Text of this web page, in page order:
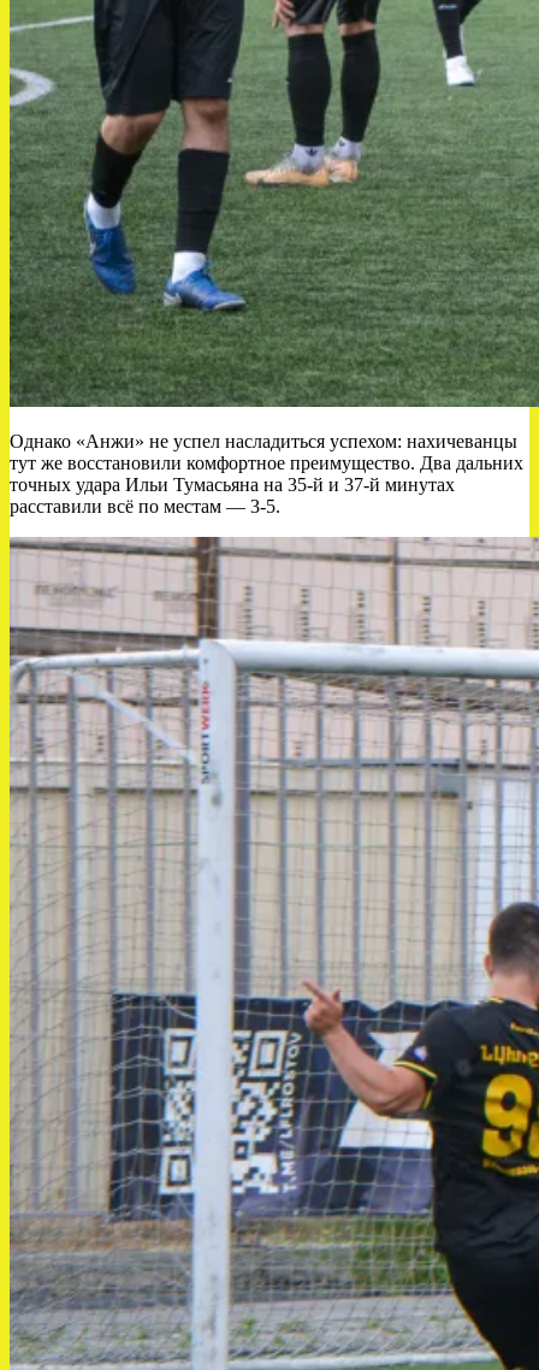
Однако «Анжи» не успел насладиться успехом: нахичеванцы
тут же восстановили комфортное преимущество. Два дальних
точных удара Ильи Тумасьяна на 35-й и 37-й минутах
расставили всё по местам — 3-5.